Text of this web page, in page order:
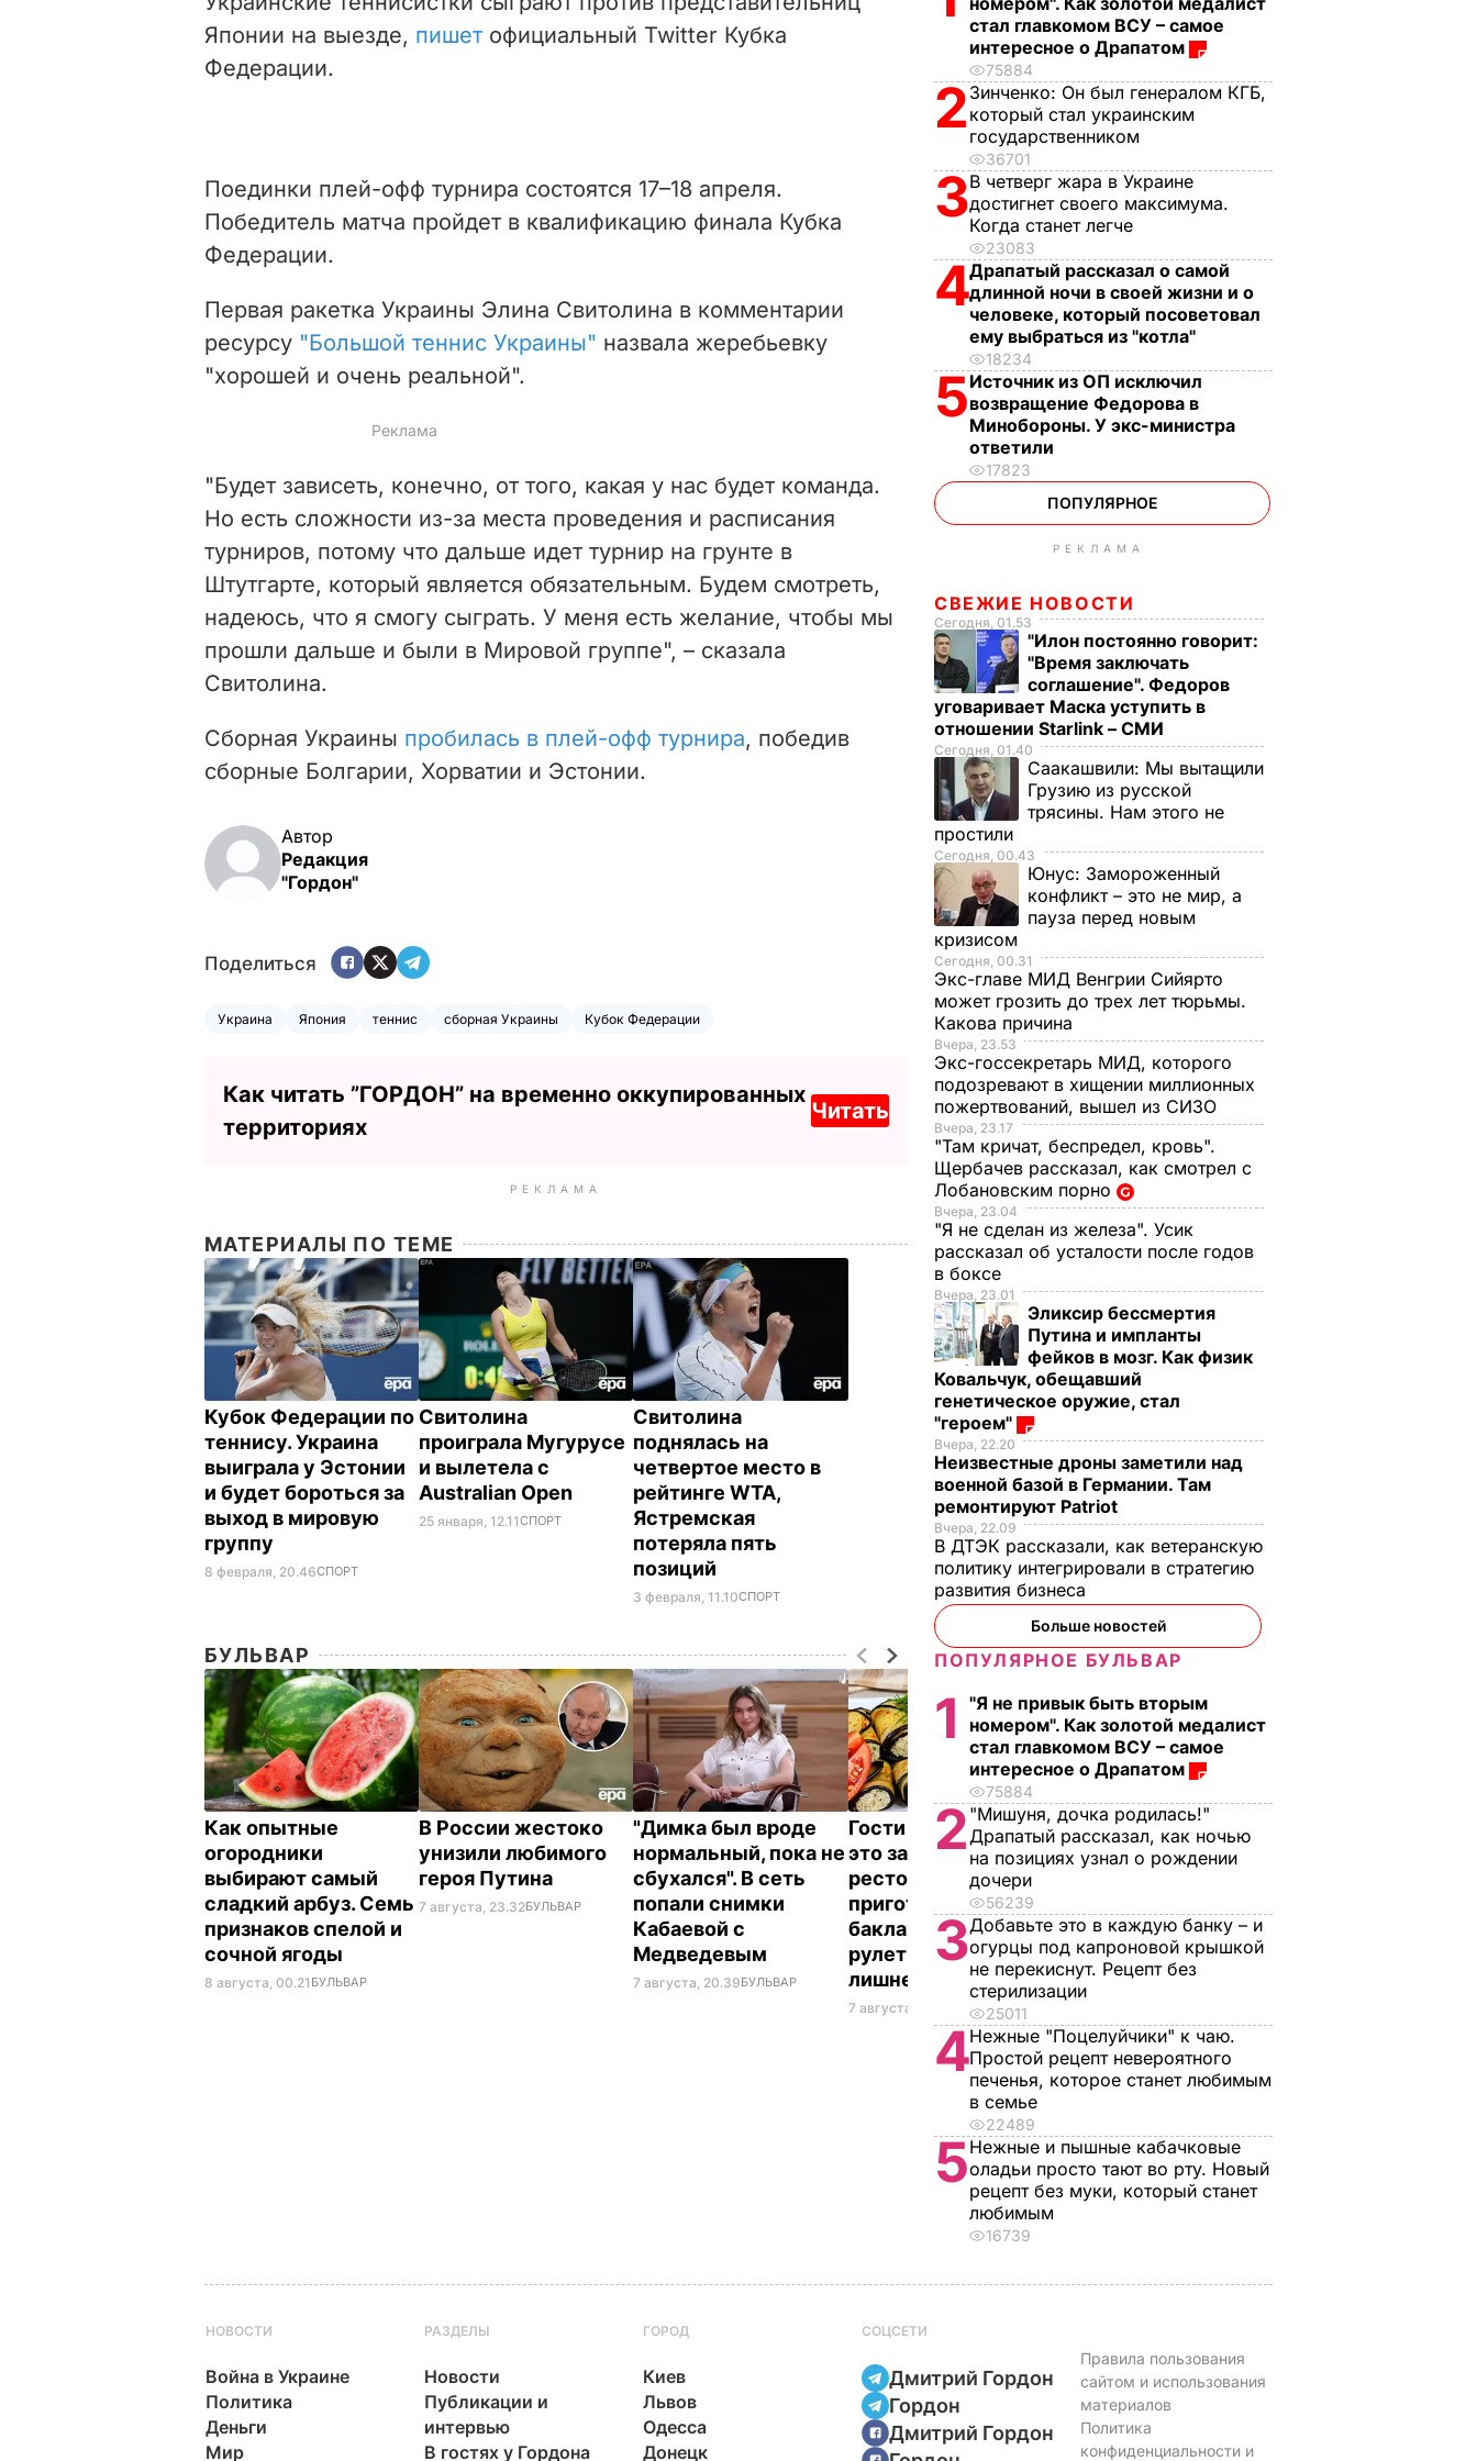
i
o
Японии на выезде, пишетофициальный Twitter Кубка
Федерации.
Поединки плей-офф турнира состоятся 17–18 апреля.
Победитель матча пройдет в квалификацию финала Кубка
Федерации.
Первая ракетка Украины Элина Свитолина в комментарии
ресурсу "Большой теннис Украины" назвала жеребьевку
"хорошей и очень реальной".
"Будет зависеть, конечно, от того, какая у нас будет команда.
Но есть сложности из-за места проведения и расписания
турниров, потому что дальше идет турнир на грунте в
Штутгарте, который является обязательным. Будем смотреть,
надеюсь, что я смогу сыграть. У меня есть желание, чтобы мы
прошли дальше и были в Мировой группе", – сказала
Свитолина.
Сборная Украины пробилась в плей-офф турнира, победив
сборные Болгарии, Хорватии и Эстонии.
Автор
Редакция
"Гордон"
Поделиться
Украина Япония теннис сборная Украины Кубок Федерации
Как читать ”ГОРДОН” на временно оккупированных
территориях
Читать
РЕКЛАМА
МАТЕРИАЛЫ ПО ТЕМЕ
Кубок Федерации по
теннису. Украина
выиграла у Эстонии
и будет бороться за
выход в мировую
группу
8 февраля, 20.46СПОРТ
Свитолина
проиграла Мугурусе
и вылетела с
Australian Open
25 января, 12.11СПОРТ
Свитолина
поднялась на
четвертое место в
рейтинге WTA,
Ястремская
потеряла пять
позиций
3 февраля, 11.10СПОРТ
БУЛЬВАР
Как опытные
огородники
выбирают самый
сладкий арбуз. Семь
признаков спелой и
сочной ягоды
8 августа, 00.21 БУЛЬВАР
В России жестоко
унизили любимого
героя Путина
7 августа, 23.32БУЛЬВАР
"Димка был вроде
нормальный, пока не
сбухался". В сеть
попали снимки
Кабаевой с
Медведевым
7 августа, 20.39БУЛЬВАР
Гости думают, что
это закуска из
ресторана. Как
приготовить нежные
баклажанные
рулетики без
лишнего жира
7 августа, 20.17 БУЛЬВАР
"Ничего навязывать
не буду". Драпатый
его сын
7 августа, 19.44 БУЛЬВАР
стал главкомом ВСУ – самое
интересное о Драпатом
75884
2 Зинченко: Он был генералом КГБ,
который стал украинским
государственником
36701
3В четверг жара в Украине
достигнет своего максимума.
Когда станет легче
23083
4Драпатый рассказал о самой
длинной ночи в своей жизни и о
человеке, который посоветовал
ему выбраться из "котла"
18234
5Источник из ОП исключил
возвращение Федорова в
Минобороны. У экс-министра
ответили
17823
ПОПУЛЯРНОЕ
РЕКЛАМА
СВЕЖИЕ НОВОСТИ
Сегодня, 01.53
"Илон постоянно говорит:
"Время заключать
соглашение". Федоров
уговаривает Маска уступить в
отношении Starlink – СМИ
Сегодня, 01.40
Саакашвили: Мы вытащили
Грузию из русской
трясины. Нам этого не
простили
Сегодня, 00.43
Юнус: Замороженный
конфликт – это не мир, а
пауза перед новым
кризисом
Сегодня, 00.31
Экс-главе МИД Венгрии Сийярто
может грозить до трех лет тюрьмы.
Какова причина
Вчера, 23.53
Экс-госсекретарь МИД, которого
подозревают в хищении миллионных
пожертвований, вышел из СИЗО
Вчера, 23.17
"Там кричат, беспредел, кровь".
Щербачев рассказал, как смотрел с
Лобановским порно
Вчера, 23.04
"Я не сделан из железа". Усик
рассказал об усталости после годов
в боксе
Вчера, 23.01
Эликсир бессмертия
Путина и импланты
фейков в мозг. Как физик
Ковальчук, обещавший
генетическое оружие, стал
"героем"
Вчера, 22.20
Неизвестные дроны заметили над
военной базой в Германии. Там
ремонтируют Patriot
Вчера, 22.09
В ДТЭК рассказали, как ветеранскую
политику интегрировали в стратегию
развития бизнеса
Больше новостей
ПОПУЛЯРНОЕ БУЛЬВАР
1
"Я не привык быть вторым
номером". Как золотой медалист
стал главкомом ВСУ – самое
интересное о Драпатом
75884
2 "Мишуня, дочка родилась!"
Драпатый рассказал, как ночью
на позициях узнал о рождении
дочери
56239
3Добавьте это в каждую банку – и
огурцы под капроновой крышкой
не перекиснут. Рецепт без
стерилизации
25011
4Нежные "Поцелуйчики" к чаю.
Простой рецепт невероятного
печенья, которое станет любимым
в семье
22489
5Нежные и пышные кабачковые
оладьи просто тают во рту. Новый
рецепт без муки, который станет
любимым
16739
НОВОСТИ
Война в Украине
Политика
Деньги
Мир
РАЗДЕЛЫ
Новости
Публикации и
интервью
В гостях у Гордона
ГОРОД
Киев
Львов
Одесса
Донецк
СОЦСЕТИ
Дмитрий Гордон
Гордон
Дмитрий Гордон
Правила пользования
сайтом и использования
материалов
Политика
конфиденциальности и